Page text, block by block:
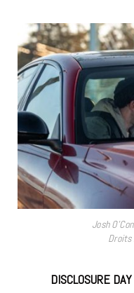
Josh
Droits
DISCLOSURE